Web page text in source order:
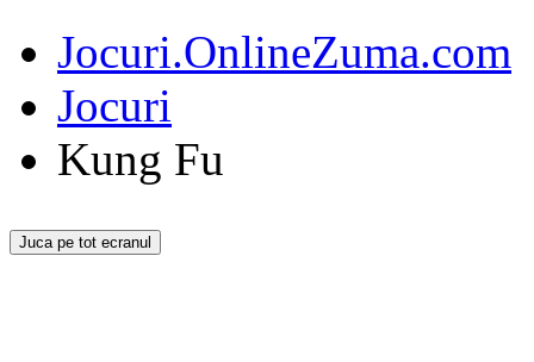
Jocuri.OnlineZuma.com
Jocuri
Kung Fu
Juca pe tot ecranul